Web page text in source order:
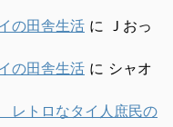
の田舎生活 に Ｊおっ
の田舎生活 に シャオ
トロなタイ人庶民の